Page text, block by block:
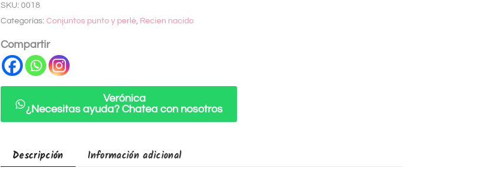
e
r
n
a
t
e
SKU: 0018
Categorías: Conjuntos punto y perlé Recien nacido
Compartir
Verónica
¿Necesitas ayuda? Chatea con nosotros
Descripción Información adicional